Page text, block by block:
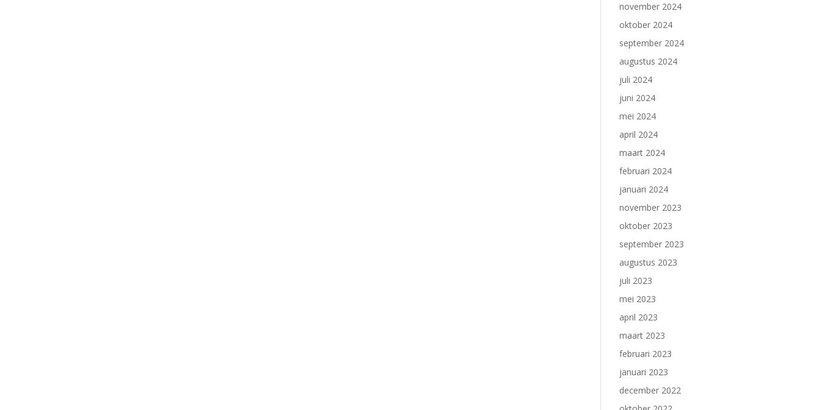
november 2024
oktober 2024
september 2024
augustus 2024
juli 2024
juni 2024
mei 2024
april 2024
maart 2024
februari 2024
januari 2024
november 2023
oktober 2023
september 2023
augustus 2023
juli 2023
mei 2023
april 2023
maart 2023
februari 2023
januari 2023
december 2022